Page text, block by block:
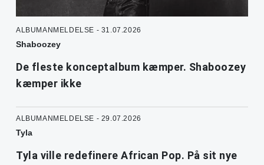
ALBUMANMELDELSE - 31.07.2026
Shaboozey
De fleste konceptalbum kæmper. Shaboozey
kæmper ikke
ALBUMANMELDELSE - 29.07.2026
Tyla
Tyla ville redefinere African Pop. På sit nye